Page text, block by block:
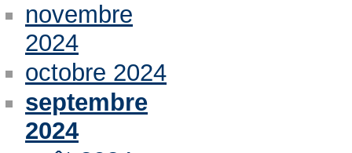
novembre
2024
octobre 2024
septembre
2024